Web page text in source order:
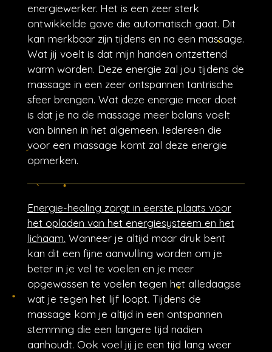
energiewerker. Het is een zeer sterk
ontwikkelde gave die automatisch gaat. Dit
kan merkbaar zijn tijdens en na een massage.
Wat jij voelt is dat mijn handen ontzettend
warm worden. Deze energie zal jou tijdens de
massage in een zeer ontspannen tantrische
sfeer brengen. Wat deze energie meer doet
is dat je na de massage meer balans voelt
van binnen in het algemeen. Iedereen die
voor een massage komt zal deze energie
opmerken.
Energie-healing zorgt in eerste plaats voor
het opladen van het energiesysteem en het
lichaam. Wanneer je altijd maar druk bent
kan dit een fijne aanvulling worden om je
beter in je vel te voelen en je meer
opgewassen te voelen tegen het alledaagse
wat je tegen het lijf loopt. Tijdens de
massage kom je altijd in een ontspannen
stemming die een langere tijd nadien
aanhoudt. Ook voel jij je een tijd lang weer